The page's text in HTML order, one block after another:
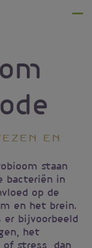
en
staan
bacteriën in
op de
en het brein.
bijvoorbeeld
het
of stress, dan